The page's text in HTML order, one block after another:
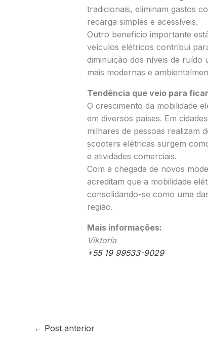
tradicionais, eliminam gastos
recarga simples e acessíveis.
Outro benefício importante
veículos elétricos contribui
diminuição dos níveis de
mais modernas e
Tendência que veio para ficar
O crescimento da mobilidade
em diversos países. Em
milhares de pessoas realizam
scooters elétricas surgem
e atividades comerciais.
Com a chegada de novos
acreditam que a mobilidade
consolidando-se como uma
região.
Mais informações:
Viktoria
+55 19 99533-9029
← Post anterior